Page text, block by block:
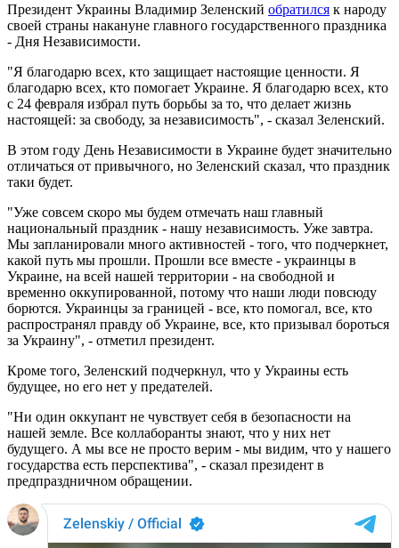
Президент Украины Владимир Зеленский обратился к народу
своей страны накануне главного государственного праздника
- Дня Независимости.
"Я благодарю всех, кто защищает настоящие ценности. Я
благодарю всех, кто помогает Украине. Я благодарю всех, кто
с 24 февраля избрал путь борьбы за то, что делает жизнь
настоящей: за свободу, за независимость", - сказал Зеленский.
В этом году День Независимости в Украине будет значительно
отличаться от привычного, но Зеленский сказал, что праздник
таки будет.
"Уже совсем скоро мы будем отмечать наш главный
национальный праздник - нашу независимость. Уже завтра.
Мы запланировали много активностей - того, что подчеркнет,
какой путь мы прошли. Прошли все вместе - украинцы в
Украине, на всей нашей территории - на свободной и
временно оккупированной, потому что наши люди повсюду
борются. Украинцы за границей - все, кто помогал, все, кто
распространял правду об Украине, все, кто призывал бороться
за Украину", - отметил президент.
Кроме того, Зеленский подчеркнул, что у Украины есть
будущее, но его нет у предателей.
"Ни один оккупант не чувствует себя в безопасности на
нашей земле. Все коллаборанты знают, что у них нет
будущего. А мы все не просто верим - мы видим, что у нашего
государства есть перспектива", - сказал президент в
предпраздничном обращении.